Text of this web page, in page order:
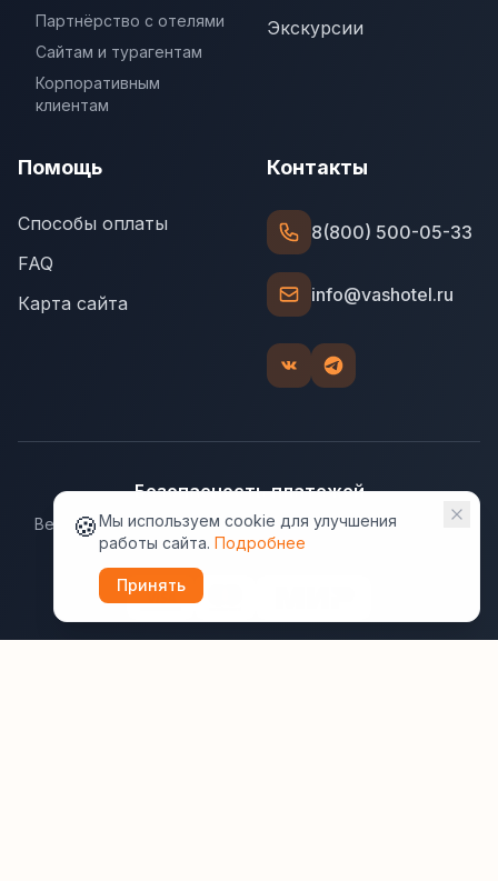
Партнёрство с отелями
Сайтам и турагентам
Корпоративным
клиентам
Экскурсии
Помощь
Способы оплаты
FAQ
Карта сайта
Контакты
8(800) 500-05-33
info@vashotel.ru
Безопасность платежей
Ведущие платёжные системы гарантируют надёжную
защиту данных.
🍪Мы используем cookie для улучшения
работы сайта. Подробнее
Принять